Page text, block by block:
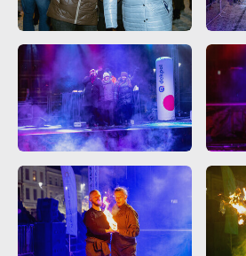
partnerami oraz innych dostawców
charakterze pośredników
postaci wiadomości, ofert,
społecznościowych.